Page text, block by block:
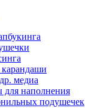
медиа
наполнения
подушечек